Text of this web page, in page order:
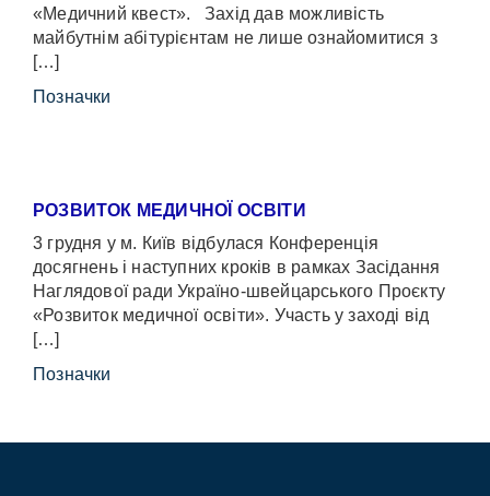
«Медичний квест». Захід дав можливість
майбутнім абітурієнтам не лише ознайомитися з
[…]
Позначки
РОЗВИТОК МЕДИЧНОЇ ОСВІТИ
3 грудня у м. Київ відбулася Конференція
досягнень і наступних кроків в рамках Засідання
Наглядової ради Україно-швейцарського Проєкту
«Розвиток медичної освіти». Участь у заході від
[…]
Позначки